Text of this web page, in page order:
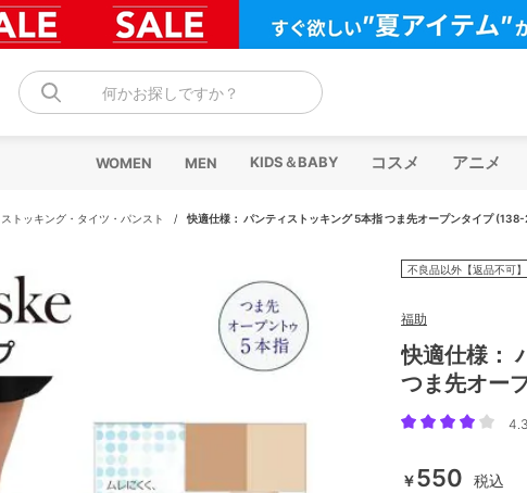
何かお探しですか？
WOMEN MEN KIDS＆BABY コスメ アニメ
ストッキング・タイツ・パンスト / 快適仕様： パンティストッキング 5本指 つま先オープンタイプ
不良品以外【返品不可】
福助
快適仕様：
つま先オー
￥550 税込